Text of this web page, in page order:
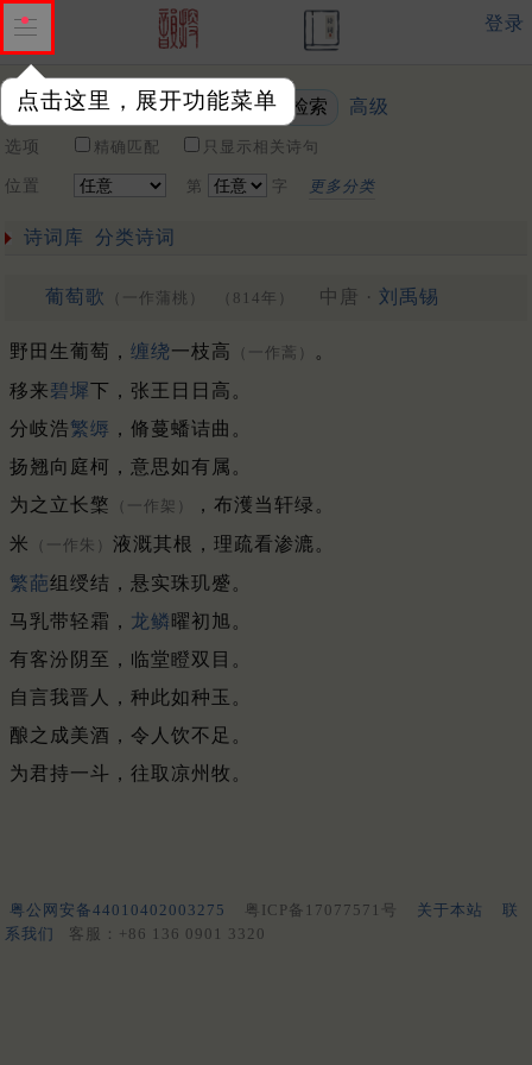
点击这里，展开功能菜单
登录
关键词 高级
选项 精确匹配 只显示相关诗句
位置 第 字 更多分类
诗词库 分类诗词
葡萄歌 （一作蒲桃） （814年） 中唐 · 刘禹锡
野田生葡萄， 缠绕一枝高 （一作蒿）
。
移来碧墀下，张王日日高。
分岐浩繁缛 ，脩蔓蟠诘曲。
扬翘向庭柯，意思如有属。
为之立长檠
（一作架）
，布濩当轩绿。
米
（一作朱） 液溉其根，理疏看渗漉。
繁葩组绶结，悬实珠玑蹙。
马乳带轻霜， 龙鳞 曜初旭。
有客汾阴至，临堂瞪双目。
自言我晋人，种此如种玉。
酿之成美酒，令人饮不足。
为君持一斗，往取凉州牧。
粤公网安备44010402003275 粤ICP备17077571号 关于本站
联
系我们
客服：+86 136 0901 3320